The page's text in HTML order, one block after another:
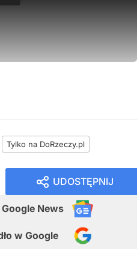
Tylko na DoRzeczy.pl
UDOSTĘPNIJ
Google News
w Google